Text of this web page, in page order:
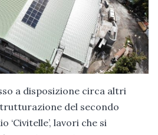
a disposizione circa altri
del secondo
‘Civitelle’, lavori che si